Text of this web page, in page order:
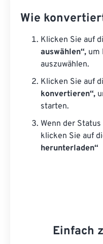
Wie
Klicken Sie auf
auswählen“, um
auszuwählen.
Klicken Sie auf
konvertieren“,
starten.
Wenn der
klicken Sie auf
herunterladen“
Einfach